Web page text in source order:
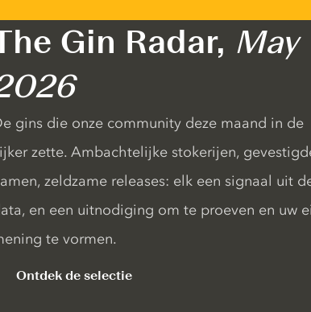
Gin Radar, May
gins die onze community deze maand in de
zette. Ambachtelijke stokerijen,
zeldzame releases: elk een signaal uit
en een uitnodiging om te proeven en uw
te vormen.
Ontdek de selectie